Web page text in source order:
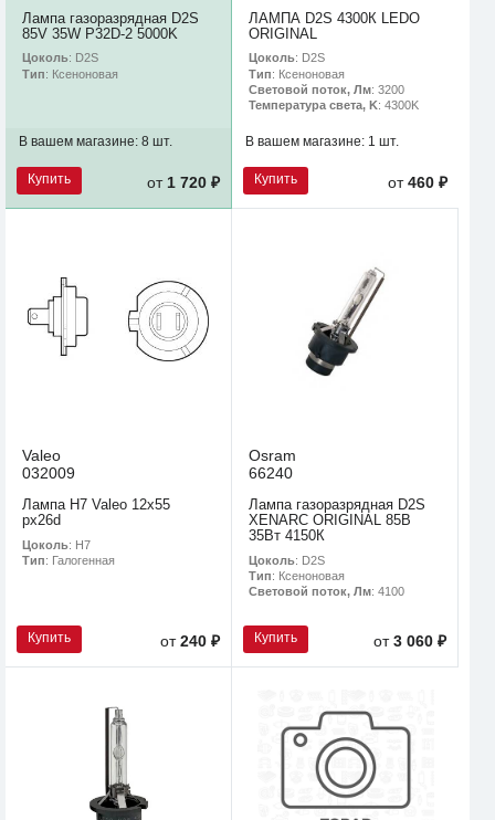
Лампа газоразрядная D2S
85V 35W P32D-2 5000K
Цоколь: D2S
Тип: Ксеноновая
В вашем магазине: 8 шт.
Купить от 1 720 ₽
ЛАМПА D2S 4300К LEDO
ORIGINAL
Цоколь: D2S
Тип: Ксеноновая
Световой поток, Лм: 3200
Температура света, K: 4300K
В вашем магазине: 1 шт.
Купить от460 ₽
Valeo
032009
Лампа Н7 Valeo 12х55
рx26d
Цоколь: H7
Тип: Галогенная
Купить от240 ₽
Osram
66240
Лампа газоразрядная D2S
XENARC ORIGINAL 85В
35Вт 4150К
Цоколь: D2S
Тип: Ксеноновая
Световой поток, Лм: 4100
Купить от3 060 ₽